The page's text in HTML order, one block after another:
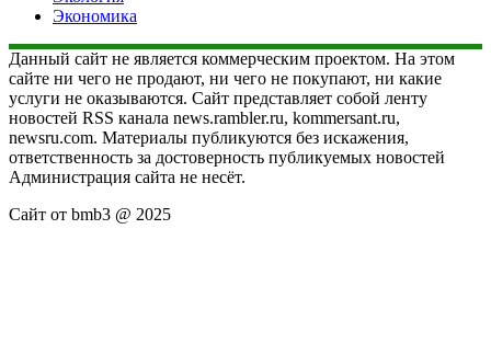
Экономика
Данный сайт не является коммерческим проектом. На этом
сайте ни чего не продают, ни чего не покупают, ни какие
услуги не оказываются. Сайт представляет собой ленту
новостей RSS канала news.rambler.ru, kommersant.ru,
newsru.com. Материалы публикуются без искажения,
ответственность за достоверность публикуемых новостей
Администрация сайта не несёт.
Сайт от bmb3 @ 2025